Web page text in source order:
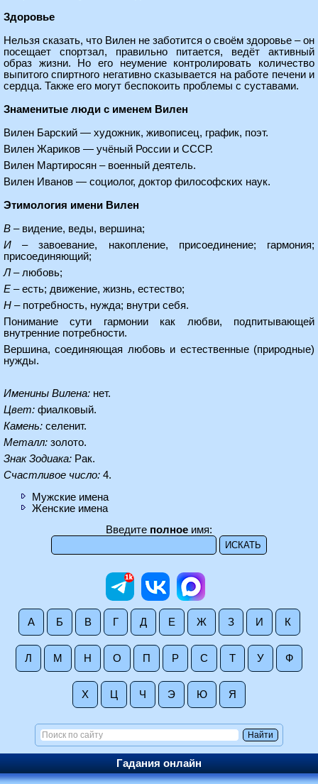
Здоровье
Нельзя сказать, что Вилен не заботится о своём здоровье – он
посещает спортзал, правильно питается, ведёт активный
образ жизни. Но его неумение контролировать количество
выпитого спиртного негативно сказывается на работе печени и
сердца. Также его могут беспокоить проблемы с суставами.
Знаменитые люди с именем Вилен
Вилен Барский — художник, живописец, график, поэт.
Вилен Жариков — учёный России и СССР.
Вилен Мартиросян – военный деятель.
Вилен Иванов — социолог, доктор философских наук.
Этимология имени Вилен
В – видение, веды, вершина;
И – завоевание, накопление, присоединение; гармония;
присоединяющий;
Л– любовь;
Е – есть; движение, жизнь, естество;
Н – потребность, нужда; внутри себя.
Понимание сути гармонии как любви, подпитывающей
внутренние потребности.
Вершина, соединяющая любовь и естественные (природные)
нужды.
Именины Вилена: нет.
Цвет: фиалковый.
Камень: селенит.
Металл: золото.
Знак Зодиака: Рак.
Счастливое число: 4.
Мужские имена
Женские имена
Введите полное имя:
А Б В Г Д Е Ж З И К
Л М Н О П Р С Т У Ф
Х Ц Ч Э Ю Я
Гадания онлайн